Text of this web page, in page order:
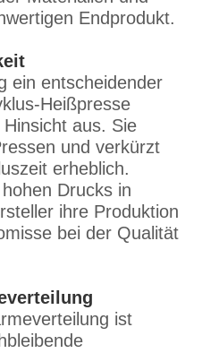
Endprodukt.
ein entscheidender
Heißpresse
aus. Sie
und verkürzt
erheblich.
Drucks in
ihre Produktion
bei der Qualität
ist